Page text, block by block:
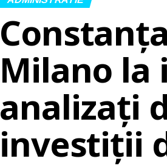
Milano
analizați
investiții